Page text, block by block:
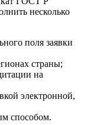
несколько
поля заявки
страны;
на
электронной,
способом.